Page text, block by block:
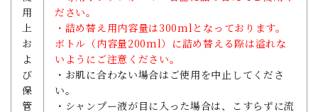
用
上
お
よ
び
保
管
ださい。
・詰め替え用内容量は300mlとなっております。
ボトル（内容量200ml）に詰め替える際は溢れな
いようにご注意ください。
・お肌に合わない場合はご使用を中止してくださ
い。
・シャンプー液が目に入った場合は、こすらずに流